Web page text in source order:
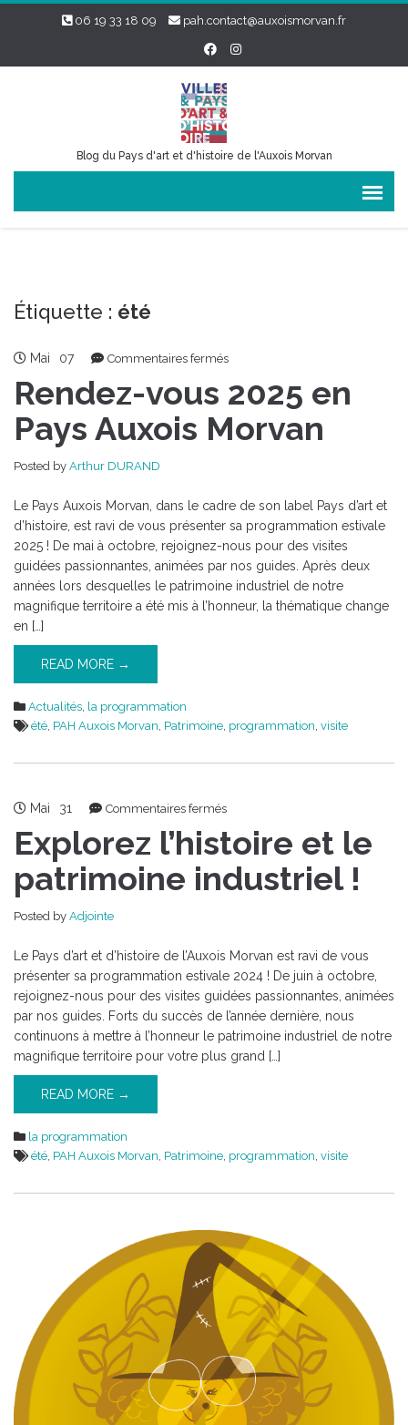
06 19 33 18 09 pah.contact@auxoismorvan.fr
Blog du Pays d'art et d'histoire de l'Auxois Morvan
Étiquette : été
Mai 07 Commentaires ferméssur
vous
2025
en
Rendez-vous 2025 en
Pays Auxois Morvan
Posted by Arthur DURAND
Le Pays Auxois Morvan, dans le cadre de son label Pays d’art et
d’histoire, est ravi de vous présenter sa programmation estivale
2025 ! De mai à octobre, rejoignez-nous pour des visites
guidées passionnantes, animées par nos guides. Après deux
années lors desquelles le patrimoine industriel de notre
magnifique territoire a été mis à l’honneur, la thématique change
en […]
READ MORE →
Actualités, la programmation
été, PAH Auxois Morvan, Patrimoine, programmation, visite
Mai 31 Commentaires ferméssur
l’histoire
le
Explorez l’histoire et le
patrimoine industriel !
Posted by Adjointe
Le Pays d’art et d’histoire de l’Auxois Morvan est ravi de vous
présenter sa programmation estivale 2024 ! De juin à octobre,
rejoignez-nous pour des visites guidées passionnantes, animées
par nos guides. Forts du succès de l’année dernière, nous
continuons à mettre à l’honneur le patrimoine industriel de notre
magnifique territoire pour votre plus grand […]
READ MORE →
la programmation
été, PAH Auxois Morvan, Patrimoine, programmation, visite